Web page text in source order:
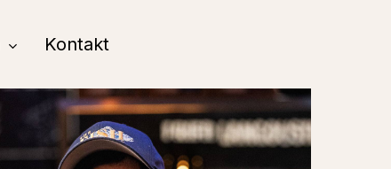
Kontakt